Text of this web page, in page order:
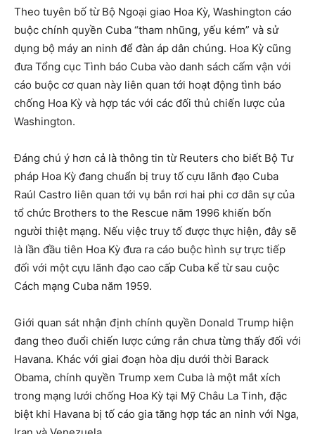
Theo tuyên bố từ Bộ Ngoại giao Hoa Kỳ, Washington cáo
buộc chính quyền Cuba “tham nhũng, yếu kém” và sử
dụng bộ máy an ninh để đàn áp dân chúng. Hoa Kỳ cũng
đưa Tổng cục Tình báo Cuba vào danh sách cấm vận với
cáo buộc cơ quan này liên quan tới hoạt động tình báo
chống Hoa Kỳ và hợp tác với các đối thủ chiến lược của
Washington.
Đáng chú ý hơn cả là thông tin từ Reuters cho biết Bộ Tư
pháp Hoa Kỳ đang chuẩn bị truy tố cựu lãnh đạo Cuba
Raúl Castro liên quan tới vụ bắn rơi hai phi cơ dân sự của
tổ chức Brothers to the Rescue năm 1996 khiến bốn
người thiệt mạng. Nếu việc truy tố được thực hiện, đây sẽ
là lần đầu tiên Hoa Kỳ đưa ra cáo buộc hình sự trực tiếp
đối với một cựu lãnh đạo cao cấp Cuba kể từ sau cuộc
Cách mạng Cuba năm 1959.
Giới quan sát nhận định chính quyền Donald Trump hiện
đang theo đuổi chiến lược cứng rắn chưa từng thấy đối với
Havana. Khác với giai đoạn hòa dịu dưới thời Barack
Obama, chính quyền Trump xem Cuba là một mắt xích
trong mạng lưới chống Hoa Kỳ tại Mỹ Châu La Tinh, đặc
biệt khi Havana bị tố cáo gia tăng hợp tác an ninh với Nga,